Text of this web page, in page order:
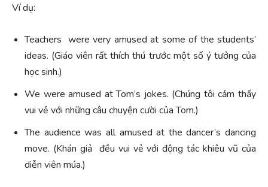
Ví dụ:
Teachers were very amused at some of the students’
ideas. (Giáo viên rất thích thú trước một số ý tưởng của
học sinh.)
We were amused at Tom’s jokes. (Chúng tôi cảm thấy
vui vẻ với những câu chuyện cười của Tom.)
The audience was all amused at the dancer’s dancing
move. (Khán giả đều vui vẻ với động tác khiêu vũ của
diễn viên múa.)